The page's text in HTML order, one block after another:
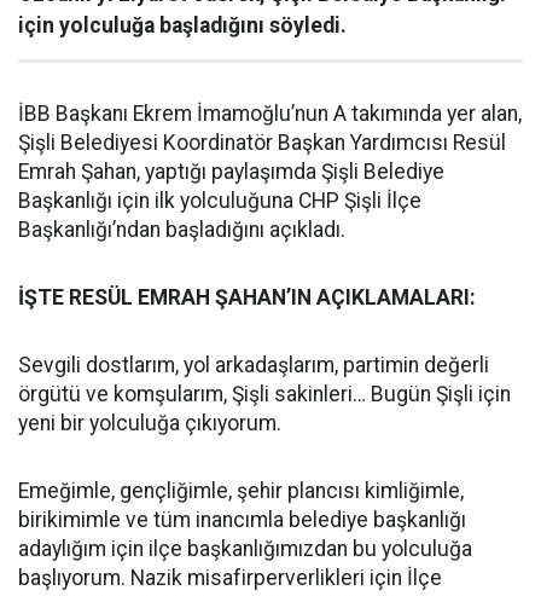
için yolculuğa başladığını söyledi.
İBB Başkanı Ekrem İmamoğlu’nun A takımında yer alan,
Şişli Belediyesi Koordinatör Başkan Yardımcısı Resül
Emrah Şahan, yaptığı paylaşımda Şişli Belediye
Başkanlığı için ilk yolculuğuna CHP Şişli İlçe
Başkanlığı’ndan başladığını açıkladı.
İŞTE RESÜL EMRAH ŞAHAN’IN AÇIKLAMALARI:
Sevgili dostlarım, yol arkadaşlarım, partimin değerli
örgütü ve komşularım, Şişli sakinleri… Bugün Şişli için
yeni bir yolculuğa çıkıyorum.
Emeğimle, gençliğimle, şehir plancısı kimliğimle,
birikimimle ve tüm inancımla belediye başkanlığı
adaylığım için ilçe başkanlığımızdan bu yolculuğa
başlıyorum. Nazik misafirperverlikleri için İlçe